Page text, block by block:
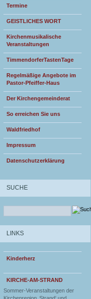
Termine
GEISTLICHES WORT
Kirchenmusikalische
Veranstaltungen
TimmendorferTastenTage
Regelmäßige Angebote im
Pastor-Pfeiffer-Haus
Der Kirchengemeinderat
So erreichen Sie uns
Waldfriedhof
Impressum
Datenschutzerklärung
SUCHE
LINKS
Kinderherz
KIRCHE-AM-STRAND
Sommer-Veranstaltungen der